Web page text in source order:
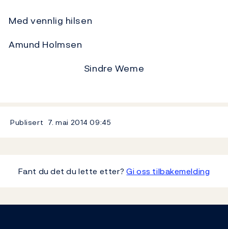
Med vennlig hilsen
Amund Holmsen
Sindre Weme
Publisert 7. mai 201409:45
Fant du det du lette etter?Gi oss tilbakemelding